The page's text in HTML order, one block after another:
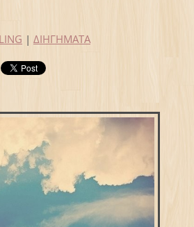
| ΔΙΗΓΗΜΑΤΑ